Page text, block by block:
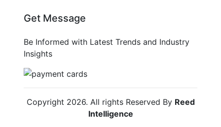
Get Message
Be Informed with Latest Trends and Industry
Insights
Copyright 2026. All rights Reserved By Reed
Intelligence